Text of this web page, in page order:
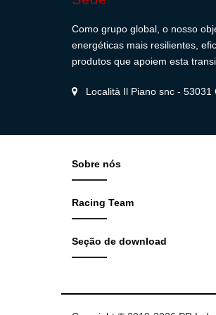
Como grupo global, o nosso
energéticas mais resilientes,
produtos que apoiem esta
Località Il Piano snc -
Sobre nós
Racing Team
Seção de download